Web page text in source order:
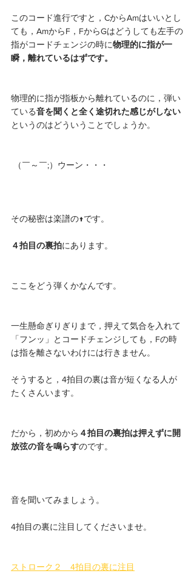
このコード進行ですと，CからAmはいいとし
ても，AmからF，FからGはどうしても左手の
指がコードチェンジの時に物理的に指が一
瞬，離れているはずです。
物理的に指が指板から離れているのに，弾い
ている音を聞くと全く途切れた感じがしない
というのはどういうことでしょうか。
（￣～￣;）ウーン・・・
その秘密は楽譜の↑です。
４拍目の裏拍にあります。
ここをどう弾くかなんです。
一生懸命ぎりぎりまで，押えて気合を入れて
「フンッ」とコードチェンジしても，Fの時
は指を離さないわけには行きません。
そうすると，4拍目の裏は音が短くなる人が
たくさんいます。
だから，初めから ４拍目の裏拍は押えずに開
放弦の音を鳴らすのです。
音を聞いてみましょう。
4拍目の裏に注目してくださいませ。
ストローク２　4拍目の裏に注目